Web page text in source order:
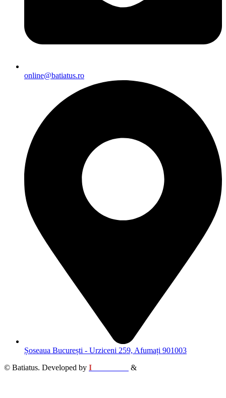
online@batiatus.ro
Șoseaua București - Urziceni 259, Afumați 901003
© Batiatus. Developed by I &